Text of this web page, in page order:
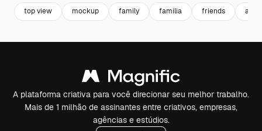
top view mockup family familia friends
A plataforma criativa para você direcionar seu melhor trabalho.
Mais de 1 milhão de assinantes entre criativos, empresas,
agências e estúdios.